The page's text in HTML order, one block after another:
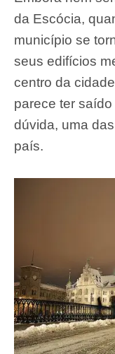
da Escócia,
município se
seus edifícios
centro da
parece ter
dúvida, uma
país.